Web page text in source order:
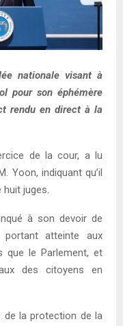
nationale visant à
pour son éphémère
rendu en direct à la
de la cour, a lu
Yoon, indiquant qu’il
huit juges.
à son devoir de
atteinte aux
que le Parlement, et
des citoyens en
de la protection de la